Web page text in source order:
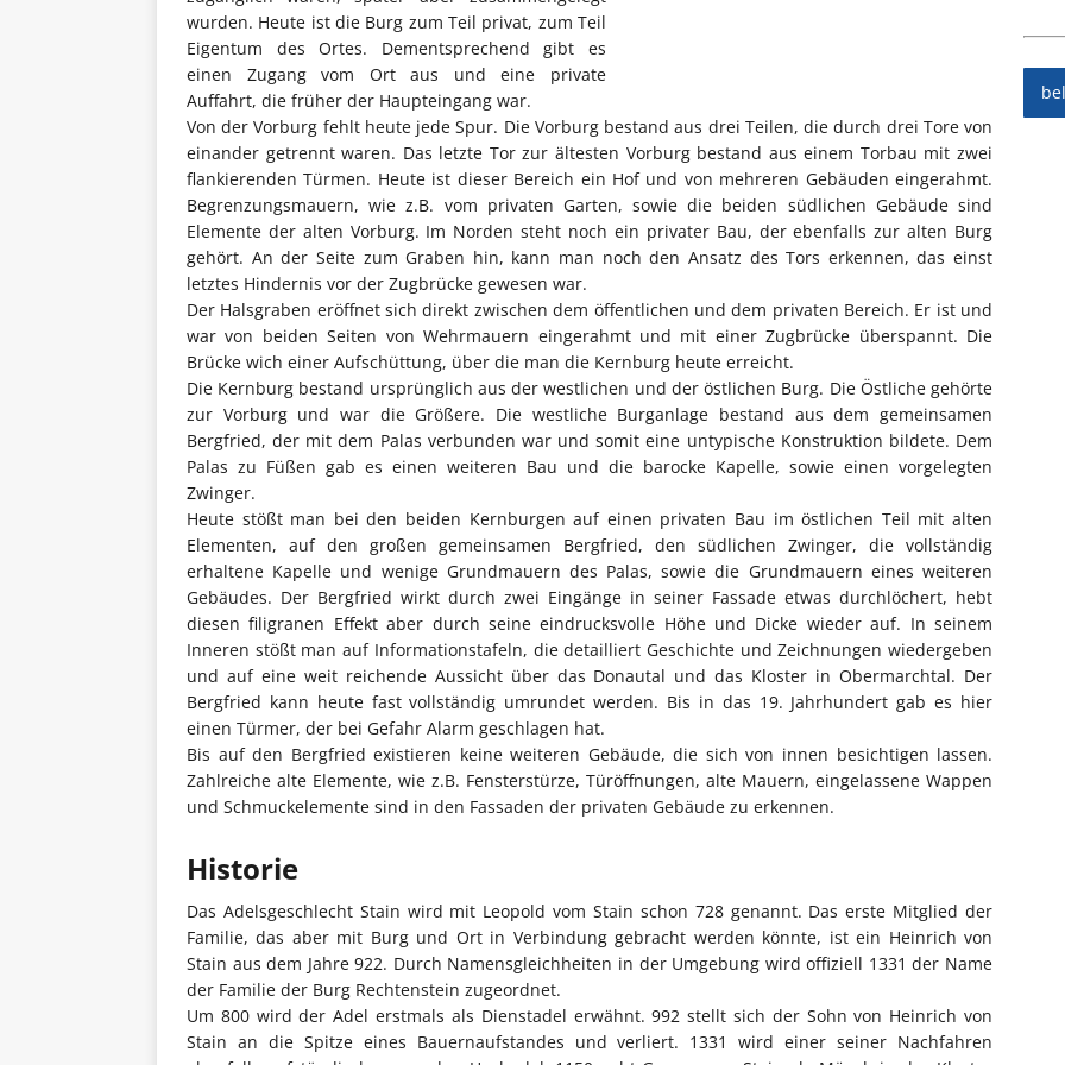
wurden. Heute ist die Burg zum Teil privat, zum Teil
Eigentum des Ortes. Dementsprechend gibt es
einen Zugang vom Ort aus und eine private
Auffahrt, die früher der Haupteingang war.
Von der Vorburg fehlt heute jede Spur. Die Vorburg bestand aus drei Teilen, die durch drei Tore von
einander getrennt waren. Das letzte Tor zur ältesten Vorburg bestand aus einem Torbau mit zwei
flankierenden Türmen. Heute ist dieser Bereich ein Hof und von mehreren Gebäuden eingerahmt.
Begrenzungsmauern, wie z.B. vom privaten Garten, sowie die beiden südlichen Gebäude sind
Elemente der alten Vorburg. Im Norden steht noch ein privater Bau, der ebenfalls zur alten Burg
gehört. An der Seite zum Graben hin, kann man noch den Ansatz des Tors erkennen, das einst
letztes Hindernis vor der Zugbrücke gewesen war.
Der Halsgraben eröffnet sich direkt zwischen dem öffentlichen und dem privaten Bereich. Er ist und
war von beiden Seiten von Wehrmauern eingerahmt und mit einer Zugbrücke überspannt. Die
Brücke wich einer Aufschüttung, über die man die Kernburg heute erreicht.
Die Kernburg bestand ursprünglich aus der westlichen und der östlichen Burg. Die Östliche gehörte
zur Vorburg und war die Größere. Die westliche Burganlage bestand aus dem gemeinsamen
Bergfried, der mit dem Palas verbunden war und somit eine untypische Konstruktion bildete. Dem
Palas zu Füßen gab es einen weiteren Bau und die barocke Kapelle, sowie einen vorgelegten
Zwinger.
Heute stößt man bei den beiden Kernburgen auf einen privaten Bau im östlichen Teil mit alten
Elementen, auf den großen gemeinsamen Bergfried, den südlichen Zwinger, die vollständig
erhaltene Kapelle und wenige Grundmauern des Palas, sowie die Grundmauern eines weiteren
Gebäudes. Der Bergfried wirkt durch zwei Eingänge in seiner Fassade etwas durchlöchert, hebt
diesen filigranen Effekt aber durch seine eindrucksvolle Höhe und Dicke wieder auf. In seinem
Inneren stößt man auf Informationstafeln, die detailliert Geschichte und Zeichnungen wiedergeben
und auf eine weit reichende Aussicht über das Donautal und das Kloster in Obermarchtal. Der
Bergfried kann heute fast vollständig umrundet werden. Bis in das 19. Jahrhundert gab es hier
einen Türmer, der bei Gefahr Alarm geschlagen hat.
Bis auf den Bergfried existieren keine weiteren Gebäude, die sich von innen besichtigen lassen.
Zahlreiche alte Elemente, wie z.B. Fensterstürze, Türöffnungen, alte Mauern, eingelassene Wappen
und Schmuckelemente sind in den Fassaden der privaten Gebäude zu erkennen.
Historie
Das Adelsgeschlecht Stain wird mit Leopold vom Stain schon 728 genannt. Das erste Mitglied der
Familie, das aber mit Burg und Ort in Verbindung gebracht werden könnte, ist ein Heinrich von
Stain aus dem Jahre 922. Durch Namensgleichheiten in der Umgebung wird offiziell 1331 der Name
der Familie der Burg Rechtenstein zugeordnet.
Um 800 wird der Adel erstmals als Dienstadel erwähnt. 992 stellt sich der Sohn von Heinrich von
Stain an die Spitze eines Bauernaufstandes und verliert. 1331 wird einer seiner Nachfahren